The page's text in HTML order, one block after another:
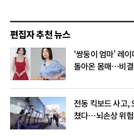
편집자 추천 뉴스
‘쌍둥이 엄마’ 레
돌아온 몸매…비결
전동 킥보드 사고,
쳤다…뇌손상 위